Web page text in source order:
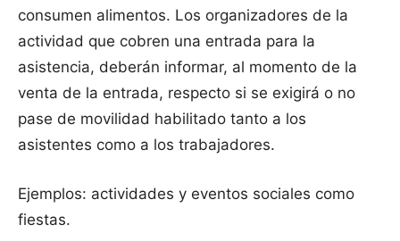
consumen alimentos. Los organizadores de la
actividad que cobren una entrada para la
asistencia, deberán informar, al momento de la
venta de la entrada, respecto si se exigirá o no
pase de movilidad habilitado tanto a los
asistentes como a los trabajadores.
Ejemplos: actividades y eventos sociales como
fiestas.